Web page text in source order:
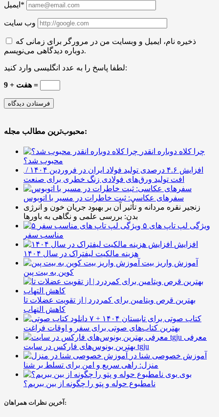
ایمیل*
وب سایت
ذخیره نام، ایمیل و وبسایت من در مرورگر برای زمانی که
دوباره دیدگاهی می‌نویسم.
لطفا پاسخ را به عدد انگلیسی وارد کنید:
هفت + 9 =
محبوب‌ترین مطالب مجله:
چرا کلاه دوباره انقدر
محبوب شد؟
افزایش ۴.۶ درصدی تولید فولاد ایران در فروردین ۱۴۰۴ /
افت تولید ورق‌های فولادی زنگ خطری برای صنعت
سفرهای عکاسی: ثبت خاطرات در مسیر با اتوبوس
زنجیر نقره مردانه و تأثیر آن بر بهبود جریان خون و انرژی
بدن: بررسی علمی و نگاهی به باورها
۵ ویژگی لپ تاپ های
مناسب سفر
افزایش
هزینه مالکیت لیفتراک در سال ۱۴۰۴
آموزش واریز بیت
کوین به بیت پین
بهترین قرص ویتامین برای کمردرد | از تقویت عضلات تا
کاهش التهاب
۷ کتاب صوتی برای تابستان ۱۴۰۴ +
بهترین کتاب‌های صوتی برای سفر و اوقات فراغت
معرفی
بهترین بونوس‌های فارکس در سایت tgju
آموزش خصوصی شنا در
منزل: راهی سریع و امن برای تسلط بر شنا
بوی
نامطبوع حوله و پتو را چگونه از بین ببریم؟
آخرین نظرات همراهان: